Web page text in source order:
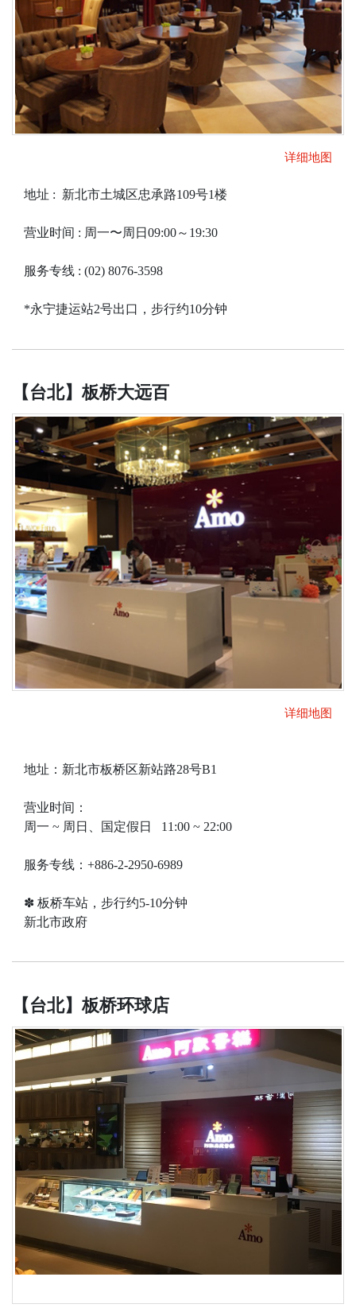
详细地图
地址 : 新北市土城区忠承路109号1楼
营业时间 : 周一〜周日09:00～19:30
服务专线 : (02) 8076-3598
*永宁捷运站2号出口，步行约10分钟
【台北】板桥大远百
详细地图
地址：新北市板桥区新站路28号B1
营业时间：
周一 ~ 周日、国定假日 11:00 ~ 22:00
服务专线：+886-2-2950-6989
✽ 板桥车站，步行约5-10分钟
新北市政府
【台北】板桥环球店